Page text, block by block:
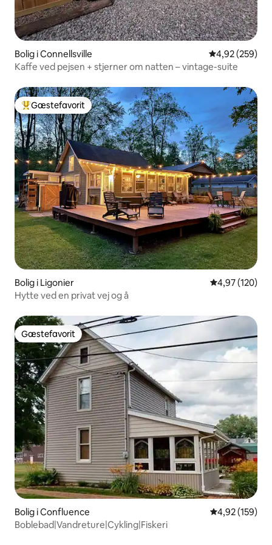
Bolig i Connellsville 4,92 ud af 5 i
4,92 (259)
Kaffe ved pejsen + stjerner om natten – vintage-suite
Bedste gæstefavorit
Gæstefavorit
Bolig i Ligonier 4,97 ud af 5 i
4,97 (120)
Hytte ved en privat vej og å
Gæstefavorit
Gæstefavorit
Bolig i Confluence 4,92 ud af 5 i
4,92 (159)
Boblebad|Vandreture|Cykling|Fiskeri